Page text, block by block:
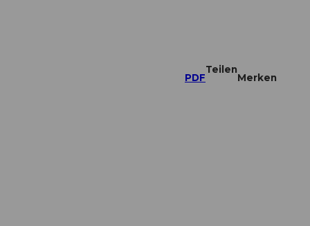
PDF
Teilen
Merken